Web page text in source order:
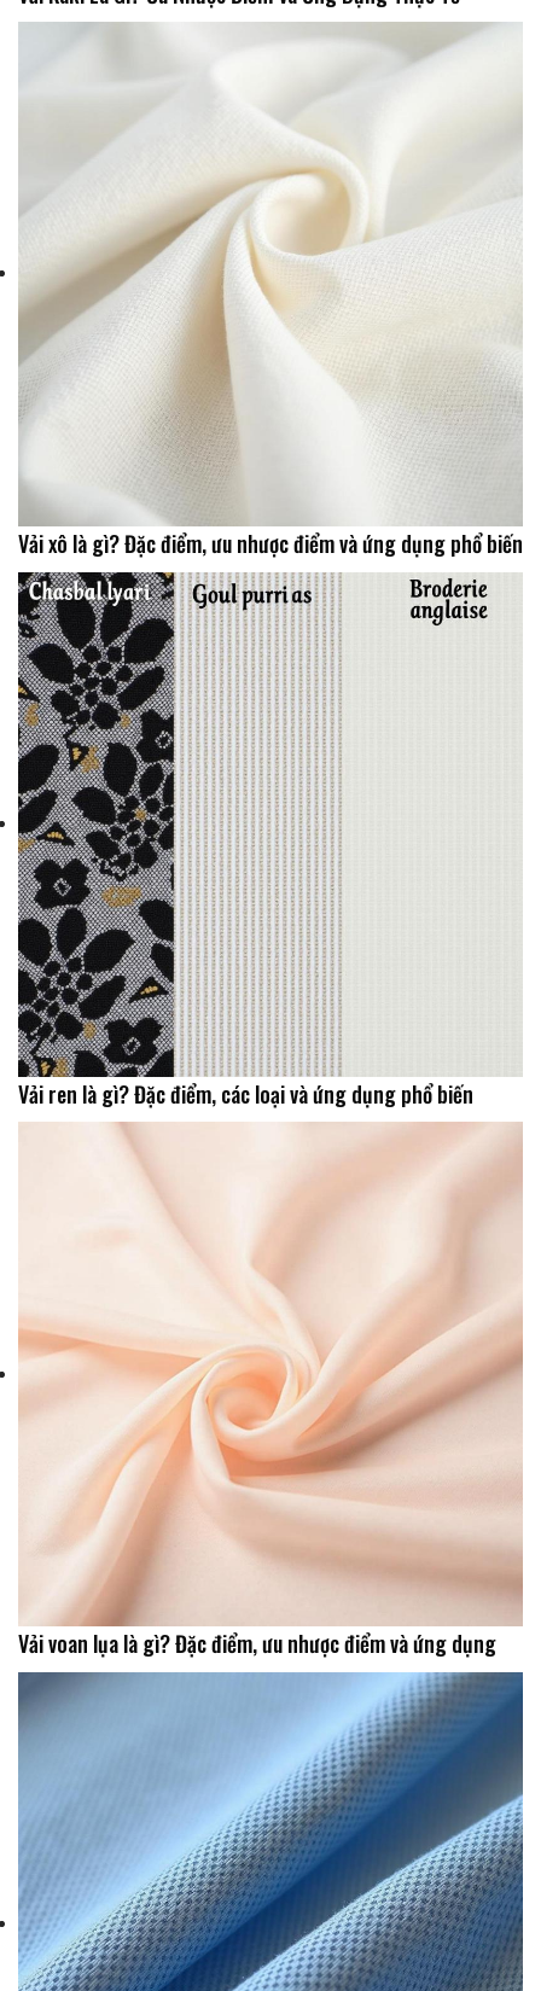
Vải xô là gì? Đặc điểm, ưu nhược điểm và ứng dụng phổ biến
Vải ren là gì? Đặc điểm, các loại và ứng dụng phổ biến
Vải voan lụa là gì? Đặc điểm, ưu nhược điểm và ứng dụng